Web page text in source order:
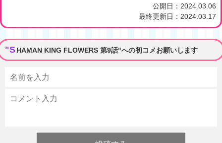
公開日： 2024.03.06
最終更新日： 2024.03.17
"SHAMAN KING FLOWERS 第9話"への初コメお願いします